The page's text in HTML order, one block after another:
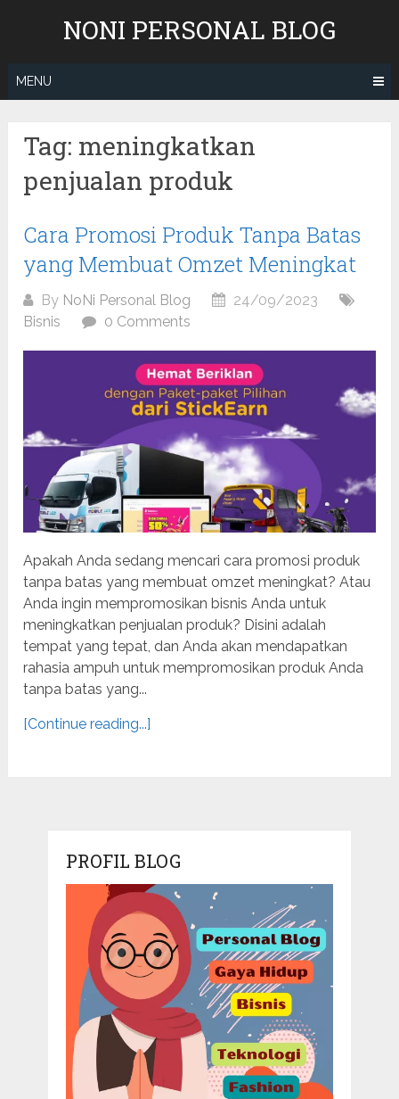
NONI PERSONAL BLOG
MENU
Tag: meningkatkan
penjualan produk
Cara Promosi Produk Tanpa Batas
yang Membuat Omzet Meningkat
By NoNi Personal Blog
24/09/2023
Bisnis
0 Comments
Apakah Anda sedang mencari cara promosi produk
tanpa batas yang membuat omzet meningkat? Atau
Anda ingin mempromosikan bisnis Anda untuk
meningkatkan penjualan produk? Disini adalah
tempat yang tepat, dan Anda akan mendapatkan
rahasia ampuh untuk mempromosikan produk Anda
tanpa batas yang...
[Continue reading...]
PROFIL BLOG